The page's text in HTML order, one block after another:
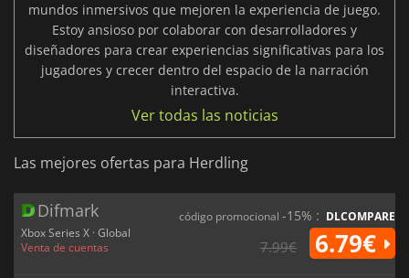
mundos inmersivos que mejoren la experiencia de juego.
Estoy ansioso por colaborar con desarrolladores y
diseñadores para crear experiencias significativas para los
jugadores y crecer dentro del espacio de la narración
interactiva.
Ver todas las noticias
Las mejores ofertas para Herdling
Difmark
Xbox Series X · Global
Venta de cuentas
código promocional -15% : DLCOMPARE
7.99€ 6.79€